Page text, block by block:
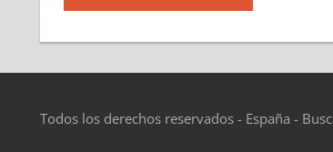
Todos los derechos reservados - España -